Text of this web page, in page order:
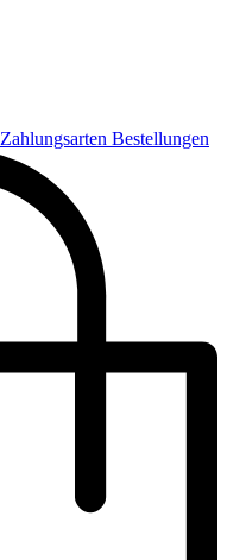
Zahlungsarten Bestellungen